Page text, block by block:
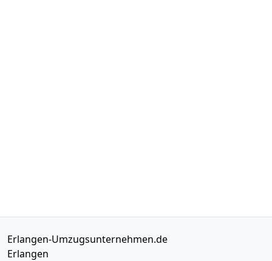
Erlangen-Umzugsunternehmen.de
Erlangen